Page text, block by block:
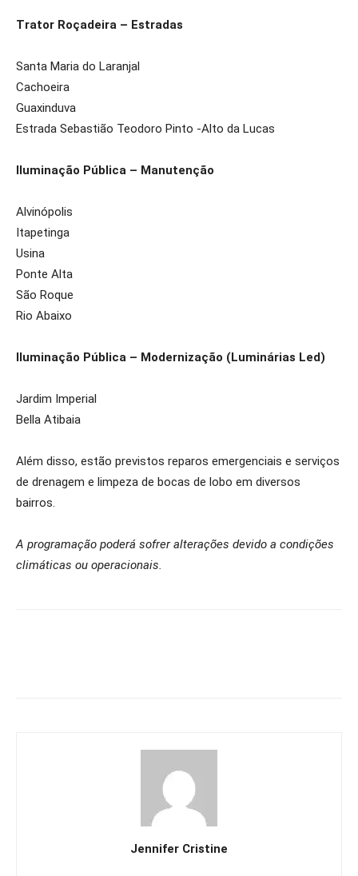
Trator Roçadeira – Estradas
Santa Maria do Laranjal
Cachoeira
Guaxinduva
Estrada Sebastião Teodoro Pinto -Alto da Lucas
Iluminação Pública – Manutenção
Alvinópolis
Itapetinga
Usina
Ponte Alta
São Roque
Rio Abaixo
Iluminação Pública – Modernização (Luminárias Led)
Jardim Imperial
Bella Atibaia
Além disso, estão previstos reparos emergenciais e serviços
de drenagem e limpeza de bocas de lobo em diversos
bairros.
A programação poderá sofrer alterações devido a condições
climáticas ou operacionais.
Jennifer Cristine